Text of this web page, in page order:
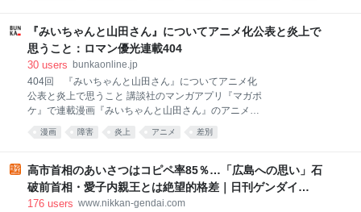
「その１」です。
『みいちゃんと山田さん』についてアニメ化公表と炎上で
思うこと：ロマン優光連載404
30 users bunkaonline.jp
404回 『みいちゃんと山田さん』についてアニメ化
公表と炎上で思うこと 講談社のマンガアプリ『マガポ
ケ』で連載漫画『みいちゃんと山田さん』のアニメ化
されるという情報が発表され、どういうプラットホー
ムで公開され、どういうスタッフで製作されるか不明
は議論が盛り上がっている。 アニメ化に関する詳細に
ついてはわかっていないが、スポンサーの問題等を考
えれば地上波アニメではなくNetflixのような配信サー
漫画 障害 炎上 アニメ 差別
高市首相のあいさつはコピペ率85％…「広島への思い」石
破前首相・愛子内親王とは絶望的格差｜日刊ゲンダイ
DIGITAL
176 users www.nikkan-gendai.com